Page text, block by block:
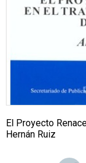
El Proyecto
Hernán Ruiz